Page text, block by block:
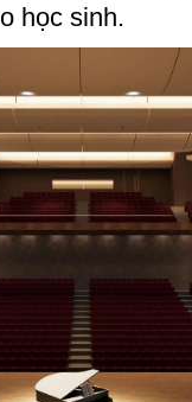
học sinh.